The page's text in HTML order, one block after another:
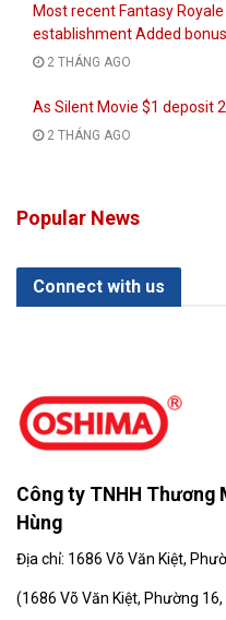
Most recent Fantasy
establishment Added
2 THÁNG AGO
As Silent Movie $1 deposit
2 THÁNG AGO
Popular News
Connect with us
Công ty TNHH Thương
Hùng
Địa chỉ: 1686 Võ Văn Kiệt,
(1686 Võ Văn Kiệt, Phường 16,